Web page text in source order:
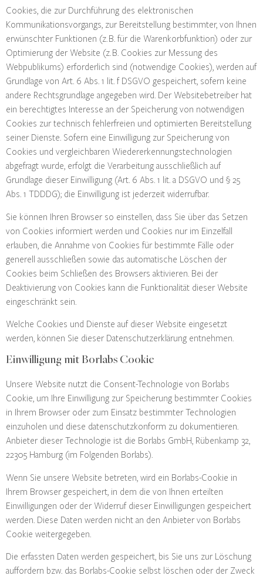
Cookies, die zur Durchführung des elektronischen
Kommunikationsvorgangs, zur Bereitstellung bestimmter, von Ihnen
erwünschter Funktionen (z. B. für die Warenkorbfunktion) oder zur
Optimierung der Website (z. B. Cookies zur Messung des
Webpublikums) erforderlich sind (notwendige Cookies), werden auf
Grundlage von Art. 6 Abs. 1 lit. f DSGVO gespeichert, sofern keine
andere Rechtsgrundlage angegeben wird. Der Websitebetreiber hat
ein berechtigtes Interesse an der Speicherung von notwendigen
Cookies zur technisch fehlerfreien und optimierten Bereitstellung
seiner Dienste. Sofern eine Einwilligung zur Speicherung von
Cookies und vergleichbaren Wiedererkennungstechnologien
abgefragt wurde, erfolgt die Verarbeitung ausschließlich auf
Grundlage dieser Einwilligung (Art. 6 Abs. 1 lit. a DSGVO und § 25
Abs. 1 TDDDG); die Einwilligung ist jederzeit widerrufbar.
Sie können Ihren Browser so einstellen, dass Sie über das Setzen
von Cookies informiert werden und Cookies nur im Einzelfall
erlauben, die Annahme von Cookies für bestimmte Fälle oder
generell ausschließen sowie das automatische Löschen der
Cookies beim Schließen des Browsers aktivieren. Bei der
Deaktivierung von Cookies kann die Funktionalität dieser Website
eingeschränkt sein.
Welche Cookies und Dienste auf dieser Website eingesetzt
werden, können Sie dieser Datenschutzerklärung entnehmen.
Einwilligung mit Borlabs Cookie
Unsere Website nutzt die Consent-Technologie von Borlabs
Cookie, um Ihre Einwilligung zur Speicherung bestimmter Cookies
in Ihrem Browser oder zum Einsatz bestimmter Technologien
einzuholen und diese datenschutzkonform zu dokumentieren.
Anbieter dieser Technologie ist die Borlabs GmbH, Rübenkamp 32,
22305 Hamburg (im Folgenden Borlabs).
Wenn Sie unsere Website betreten, wird ein Borlabs-Cookie in
Ihrem Browser gespeichert, in dem die von Ihnen erteilten
Einwilligungen oder der Widerruf dieser Einwilligungen gespeichert
werden. Diese Daten werden nicht an den Anbieter von Borlabs
Cookie weitergegeben.
Die erfassten Daten werden gespeichert, bis Sie uns zur Löschung
auffordern bzw. das Borlabs-Cookie selbst löschen oder der Zweck